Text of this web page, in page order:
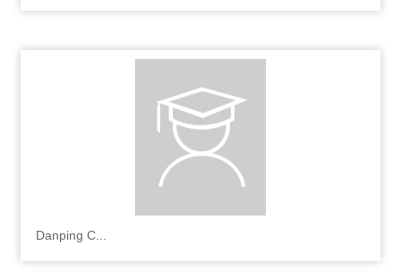
Danping C...